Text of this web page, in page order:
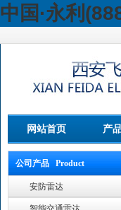
中国·永利
网站首页 产
公司产品 Product
安防雷达